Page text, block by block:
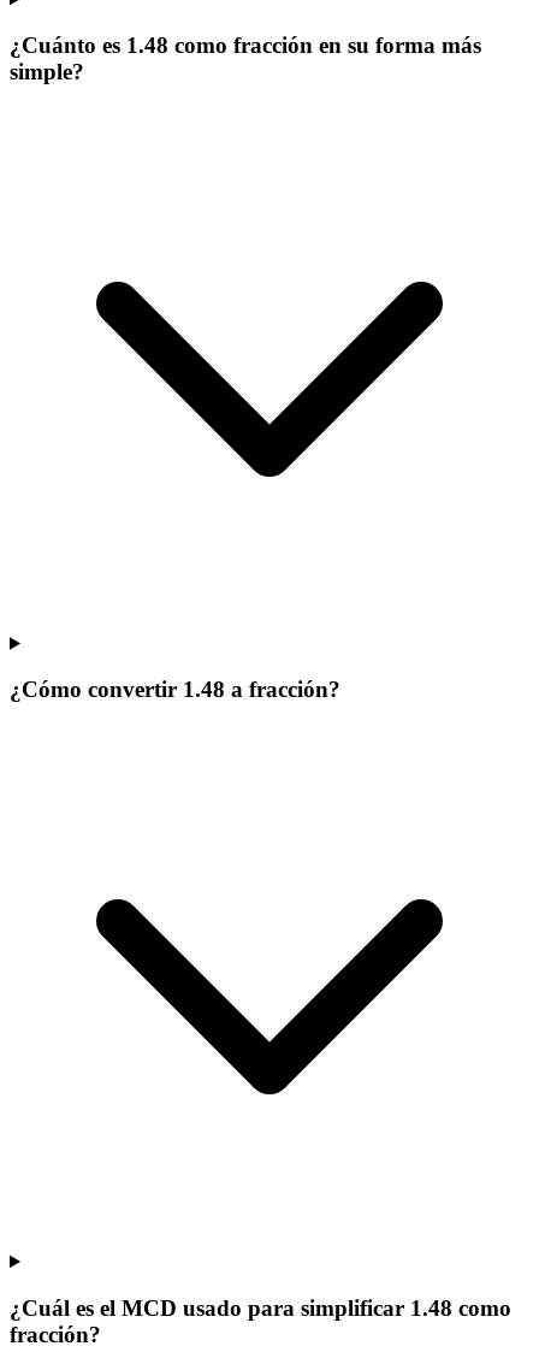
¿Cuánto es 1.48 como fracción en su forma más
simple?
¿Cómo convertir 1.48 a fracción?
¿Cuál es el MCD usado para simplificar 1.48 como
fracción?